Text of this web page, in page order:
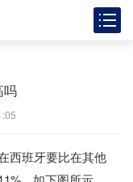
吗
西班牙要比在其他